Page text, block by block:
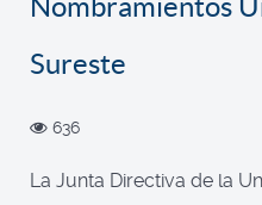
Sureste
636
La Junta Directiva de la